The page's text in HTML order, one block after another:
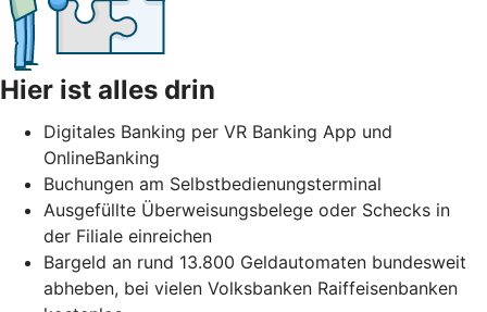
Hier ist alles drin
Digitales Banking per VR Banking App und
OnlineBanking
Buchungen am Selbstbedienungsterminal
Ausgefüllte Überweisungsbelege oder Schecks in
der Filiale einreichen
Bargeld an rund 13.800 Geldautomaten bundesweit
abheben, bei vielen Volksbanken Raiffeisenbanken